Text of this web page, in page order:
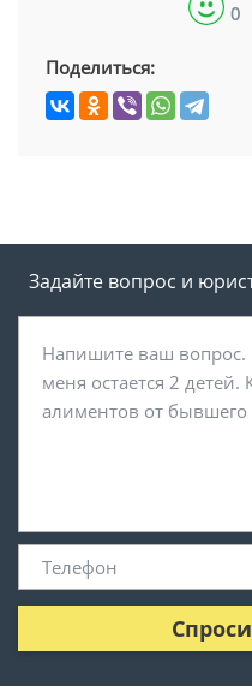
0
Поделиться:
Задайте вопрос и